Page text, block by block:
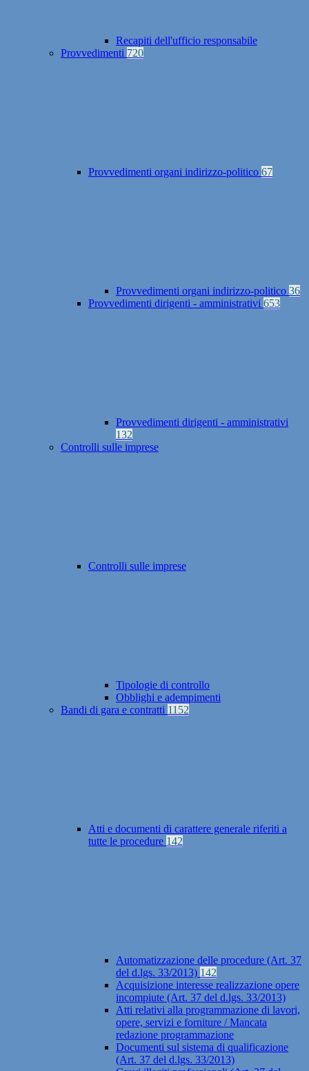
Recapiti dell'ufficio responsabile
Provvedimenti 720
Provvedimenti organi indirizzo-politico 67
Provvedimenti organi indirizzo-politico 36
Provvedimenti dirigenti - amministrativi 653
Provvedimenti dirigenti - amministrativi
132
Controlli sulle imprese
Controlli sulle imprese
Tipologie di controllo
Obblighi e adempimenti
Bandi di gara e contratti 1152
Atti e documenti di carattere generale riferiti a
tutte le procedure 142
Automatizzazione delle procedure (Art. 37
del d.lgs. 33/2013) 142
Acquisizione interesse realizzazione opere
incompiute (Art. 37 del d.lgs. 33/2013)
Atti relativi alla programmazione di lavori,
opere, servizi e forniture / Mancata
redazione programmazione
Documenti sul sistema di qualificazione
(Art. 37 del d.lgs. 33/2013)